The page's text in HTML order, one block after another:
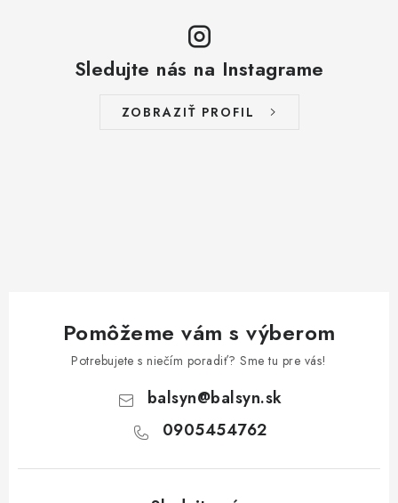
Sledujte nás na Instagrame
ZOBRAZIŤ PROFIL
Pomôžeme vám s výberom
Potrebujete s niečím poradiť? Sme tu pre vás!
balsyn@balsyn.sk
0905454762